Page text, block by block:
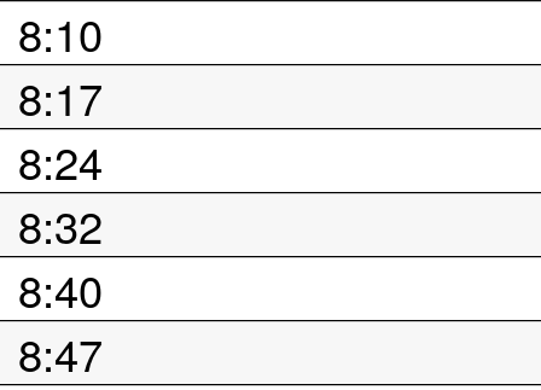
8:10
8:17
8:24
8:32
8:40
8:47